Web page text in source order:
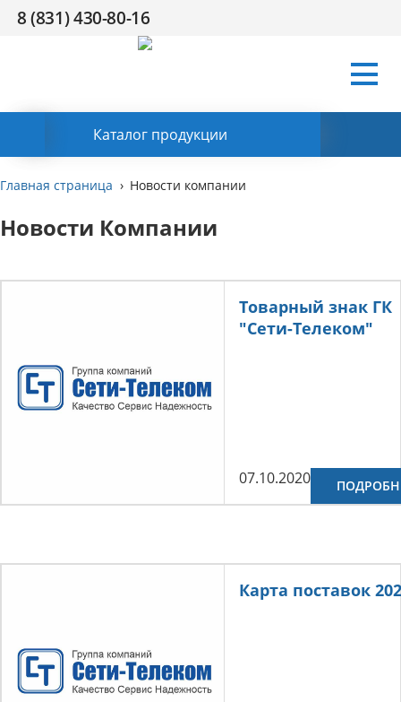
8 (831) 430-80-16
Каталог продукции
Компания СертификатыПоддержкаHRКонтакты
Главная страница Новости компании
Новости Компании
Товарный знак ГК
"Сети-Телеком"
07.10.2020
Карта поставок